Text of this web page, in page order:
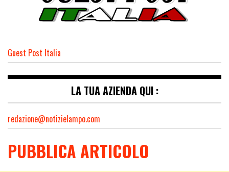
Guest Post Italia
LA TUA AZIENDA QUI :
redazione@notizielampo.com
PUBBLICA ARTICOLO